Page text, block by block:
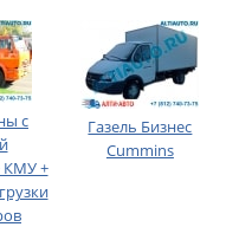
с
КМУ +
Газель Бизнес
Сummins